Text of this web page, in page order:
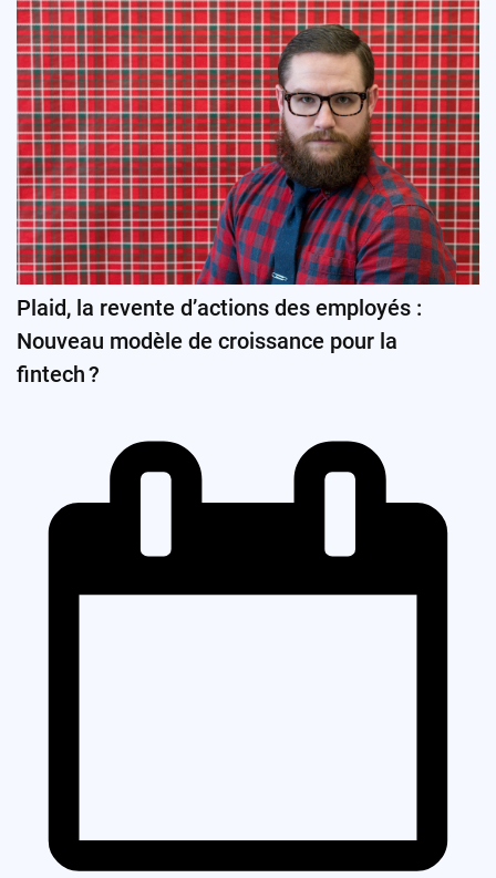
Plaid, la revente d’actions des employés :
Nouveau modèle de croissance pour la
fintech ?